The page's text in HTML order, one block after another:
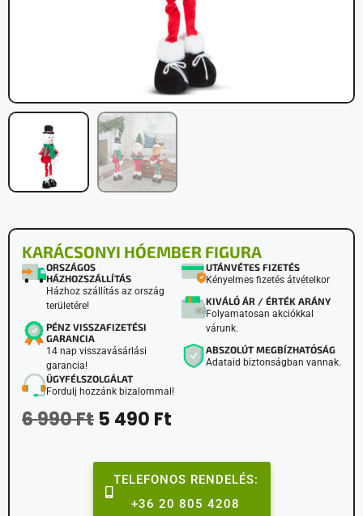
KARÁCSONYI HÓEMBER FIGURA
ORSZÁGOS
HÁZHOZSZÁLLÍTÁS
Házhoz szállítás az ország
területére!
PÉNZ VISSZAFIZETÉSI
GARANCIA
14 nap visszavásárlási
garancia!
ÜGYFÉLSZOLGÁLAT
Fordulj hozzánk bizalommal!
UTÁNVÉTES FIZETÉS
Kényelmes fizetés átvételkor
KIVÁLÓ ÁR / ÉRTÉK ARÁNY
Folyamatosan akciókkal
várunk.
ABSZOLÚT MEGBÍZHATÓSÁG
Adataid biztonságban vannak.
6 990Ft 5 490 Ft
TELEFONOS RENDELÉS:
+36 20 805 4208